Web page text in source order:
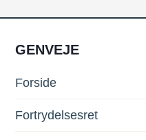
GENVEJE
Forside
Fortrydelsesret